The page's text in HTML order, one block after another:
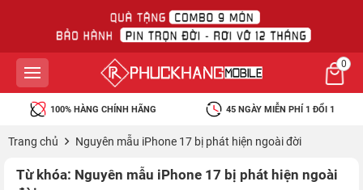
0
100% HÀNG CHÍNH HÃNG 45 NGÀY MIỄN PHÍ 1 ĐỔI 1
Trang chủ Nguyên mẫu iPhone 17 bị phát hiện ngoài đời
Từ khóa: Nguyên mẫu iPhone 17 bị phát hiện ngoài